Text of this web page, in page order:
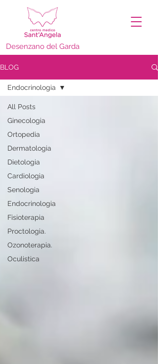
Desenzano del Garda
BLOG
All Posts
Ginecologia
Ortopedia
Dermatologia
Dietologia
Cardiologia
Senologia
Endocrinologia
Fisioterapia
Proctologia.
Ozonoterapia.
Oculistica
Endocrinologia